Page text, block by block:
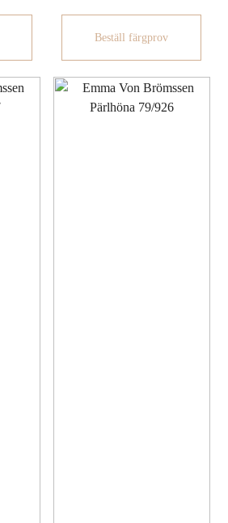
Beställ färgprov